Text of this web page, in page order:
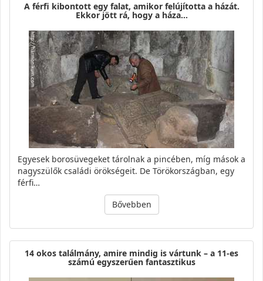
A férfi kibontott egy falat, amikor felújította a házát.
Ekkor jött rá, hogy a háza…
Egyesek borosüvegeket tárolnak a pincében, míg mások a
nagyszülők családi örökségeit. De Törökországban, egy
férfi…
Bővebben
14 okos találmány, amire mindig is vártunk – a 11-es
számú egyszerűen fantasztikus